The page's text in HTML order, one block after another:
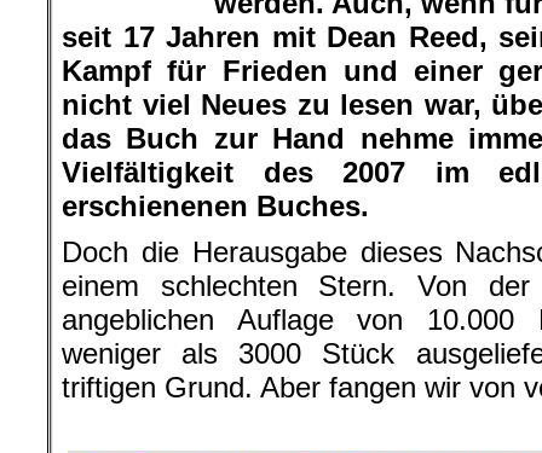
seit 17 Jahren mit Dean Reed,
Kampf für Frieden und einer
nicht viel Neues zu lesen war,
das Buch zur Hand nehme
Vielfältigkeit des 2007 im
erschienenen Buches.
Doch die Herausgabe dieses
einem schlechten Stern. Von
angeblichen Auflage von 10.000
weniger als 3000 Stück
triftigen Grund. Aber fangen wir von